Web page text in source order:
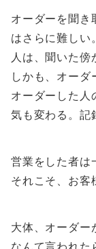
オーダーを聞き
はさらに難しい。
人は、聞いた傍
しかも、オーダ
オーダーした人
気も変わる。記
営業をした者は
それこそ、お客
大体、オーダー
なんて言われた